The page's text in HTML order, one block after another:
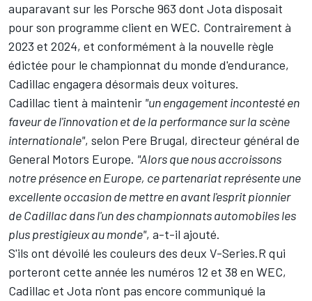
auparavant sur les Porsche 963 dont Jota disposait
pour son programme client en WEC. Contrairement à
2023 et 2024, et conformément à la nouvelle règle
édictée pour le championnat du monde d'endurance,
Cadillac engagera désormais deux voitures.
Cadillac tient à maintenir "un engagement incontesté en
faveur de l'innovation et de la performance sur la scène
internationale", selon Pere Brugal, directeur général de
General Motors Europe. "Alors que nous accroissons
notre présence en Europe, ce partenariat représente une
excellente occasion de mettre en avant l'esprit pionnier
de Cadillac dans l'un des championnats automobiles les
plus prestigieux au monde", a-t-il ajouté.
S'ils ont dévoilé les couleurs des deux V-Series.R qui
porteront cette année les numéros 12 et 38 en WEC,
Cadillac et Jota n'ont pas encore communiqué la